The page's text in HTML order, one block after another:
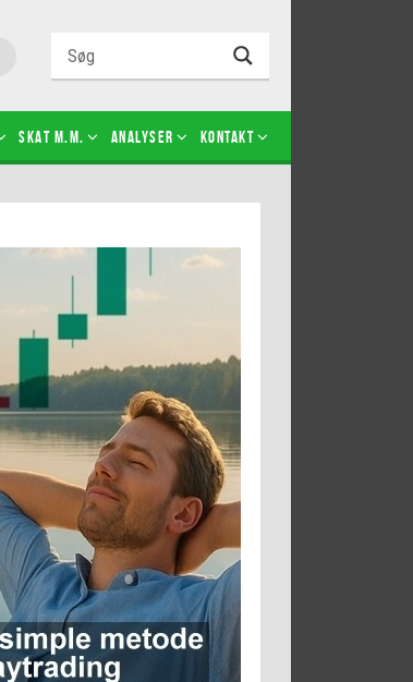
Futures-kontrakter
Kopier Jeppe Kirk Bonde
SKAT m.m. Analyser Kontakt